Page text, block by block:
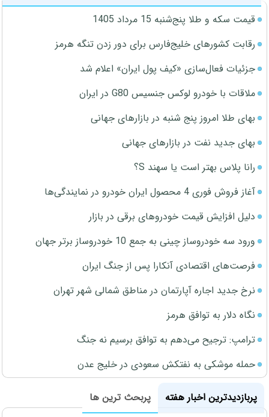
قیمت سکه و طلا پنج‌شنبه 15 مرداد 1405
رقابت کشورهای خلیج‌فارس برای دور زدن تنگه هرمز
جزئیات فعال‌سازی «کیف پول ایران» اعلام شد
ملاقات با خودرو لوکس جنسیس G80 در ایران
بهای طلا امروز پنج شنبه در بازارهای جهانی
بهای جدید نفت در بازارهای جهانی
رانا پلاس بهتر است یا سهند S؟
آغاز فروش فوری 4 محصول ایران خودرو در نمایندگی‌ها
دلیل افزایش قیمت خودروهای برقی در بازار
ورود سه خودروساز چینی به جمع 10 خودروساز برتر جهان
فرصت‌های اقتصادی آنکارا پس از جنگ ایران
نرخ جدید اجاره آپارتمان در مناطق شمالی شهر تهران
نگاه دلار به توافق هرمز
ترامپ: ترجیح می‌دهم به توافق برسیم نه جنگ
حمله موشکی به نفتکش سعودی در خلیج عدن
پربازدیدترین اخبار هفته
پربحث ترین ها